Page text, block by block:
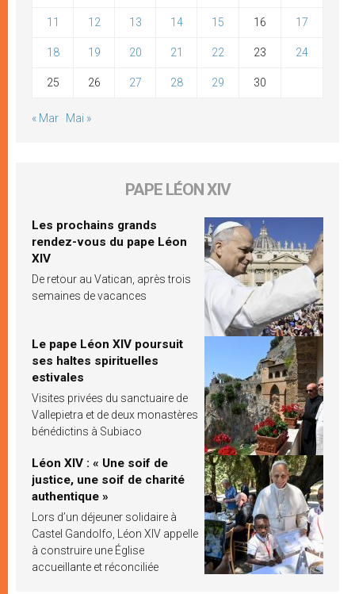
11 12 13 14 15 16 17
18 19 20 21 22 23 24
25 26 27 28 29 30
« Mar Mai »
PAPE LÉON XIV
Les prochains grands
rendez-vous du pape Léon
XIV
De retour au Vatican, après trois
semaines de vacances
Le pape Léon XIV poursuit
ses haltes spirituelles
estivales
Visites privées du sanctuaire de
Vallepietra et de deux monastères
bénédictins à Subiaco
Léon XIV : « Une soif de
justice, une soif de charité
authentique »
Lors d’un déjeuner solidaire à
Castel Gandolfo, Léon XIV appelle
à construire une Église
accueillante et réconciliée